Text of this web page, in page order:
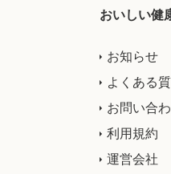
おいしい健
お知らせ
よくある
お問い合
利用規約
運営会社